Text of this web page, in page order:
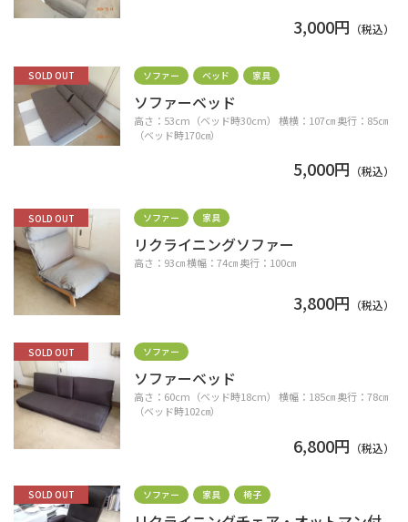
3,000円 （税込）
SOLD OUT ソファー ベッド 家具
ソファーベッド
高さ：53cm（ベッド時30cm） 横横：107㎝ 奥行：85㎝
（ベッド時170㎝）
5,000円 （税込）
SOLD OUT ソファー 家具
リクライニングソファー
高さ：93㎝ 横幅：74㎝ 奥行：100㎝
3,800円 （税込）
SOLD OUT ソファー
ソファーベッド
高さ：60cm（ベッド時18cm） 横幅：185㎝ 奥行：78㎝
（ベッド時102㎝）
6,800円 （税込）
SOLD OUT ソファー 家具 椅子